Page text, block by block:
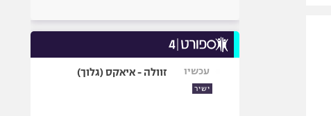
עכשיו
ישיר
זוולה - איאקס (גלוך)